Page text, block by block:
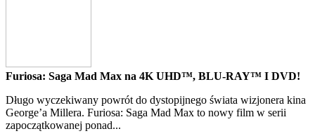
Furiosa: Saga Mad Max na 4K UHD™, BLU-RAY™ I DVD!
Długo wyczekiwany powrót do dystopijnego świata wizjonera kina
George’a Millera. Furiosa: Saga Mad Max to nowy film w serii
zapoczątkowanej ponad...